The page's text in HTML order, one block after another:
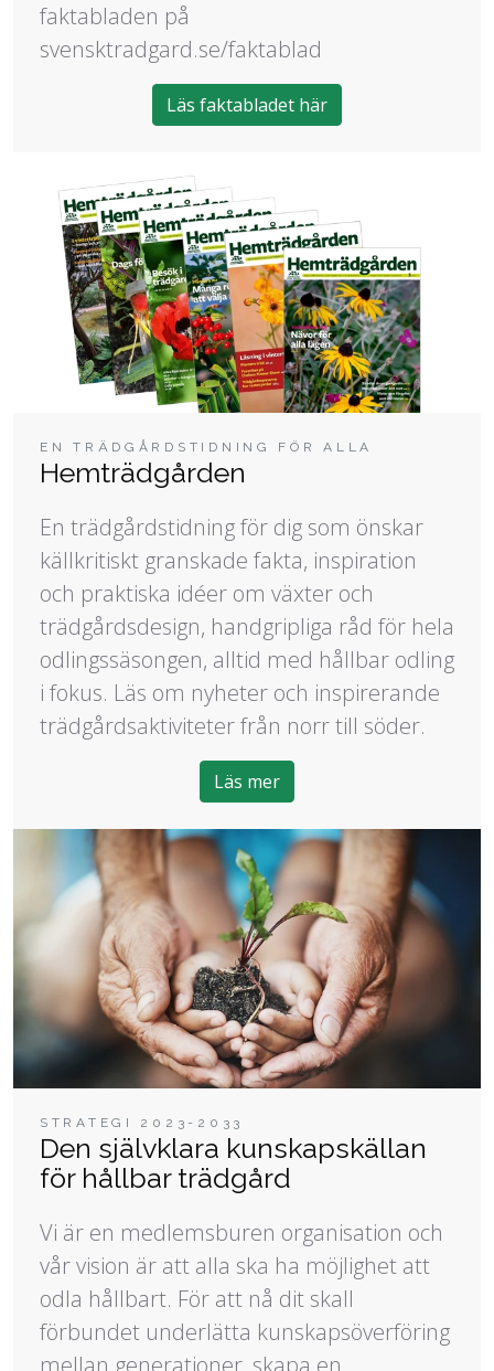
faktabladen på
svensktradgard.se/faktablad
Läs faktabladet här
EN TRÄDGÅRDSTIDNING FÖR ALLA
Hemträdgården
En trädgårdstidning för dig som önskar
källkritiskt granskade fakta, inspiration
och praktiska idéer om växter och
trädgårdsdesign, handgripliga råd för hela
odlingssäsongen, alltid med hållbar odling
i fokus. Läs om nyheter och inspirerande
trädgårdsaktiviteter från norr till söder.
Läs mer
STRATEGI 2023-2033
Den självklara kunskapskällan
för hållbar trädgård
Vi är en medlemsburen organisation och
vår vision är att alla ska ha möjlighet att
odla hållbart. För att nå dit skall
förbundet underlätta kunskapsöverföring
mellan generationer, skapa en